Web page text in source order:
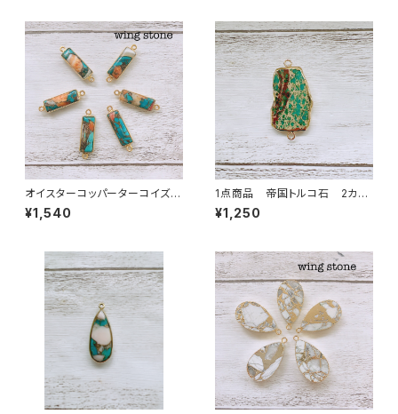
オイスターコッパーターコイズ
2カン バータイプ
¥1,540
1点商品 帝国トルコ石 2カン
②
¥1,250